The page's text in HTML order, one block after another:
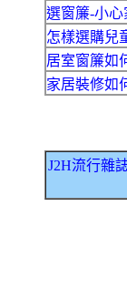
選窗簾-小
怎樣選購兒
居室窗簾如
家居裝修如
J2H流行雜